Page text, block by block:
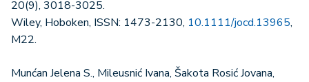
20(9), 3018-3025.
Wiley, Hoboken, ISSN: 1473-2130, 10.1111/jocd.13965,
M22.
Munćan Jelena S., Mileusnić Ivana, Šakota Rosić Jovana,